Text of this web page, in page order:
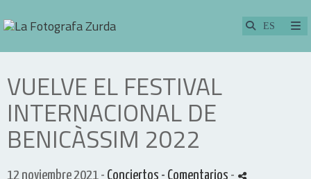
VUELVE EL FESTIVAL
INTERNACIONAL DE
BENICÀSSIM 2022
12 noviembre 2021 - Conciertos - Comentarios -